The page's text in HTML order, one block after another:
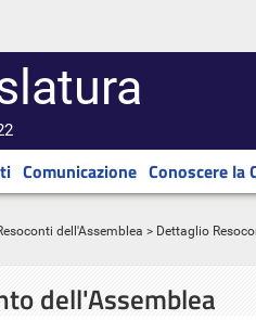
Comunicazione Conoscere la
dell'Assemblea > Dettaglio
dell'Assemblea